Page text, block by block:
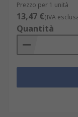
Prezzo per 1 unità
13,47 €(IVA
Quantità